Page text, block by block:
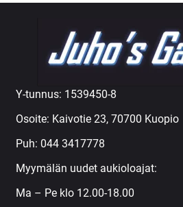
Y-tunnus: 1539450-8
Osoite: Kaivotie 23, 70700 Kuopio
Puh: 044 3417778
Myymälän uudet aukioloajat:
Ma – Pe klo 12.00-18.00